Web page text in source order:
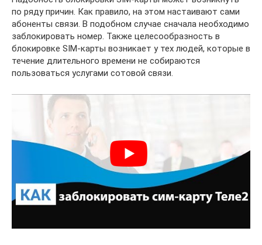
по ряду причин. Как правило, на этом настаивают сами
абоненты связи. В подобном случае сначала необходимо
заблокировать номер. Также целесообразность в
блокировке SIM-карты возникает у тех людей, которые в
течение длительного времени не собираются
пользоваться услугами сотовой связи.